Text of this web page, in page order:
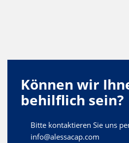
Können wir
behilflich sein?
Bitte kontaktieren Sie uns
info@alessacap.com